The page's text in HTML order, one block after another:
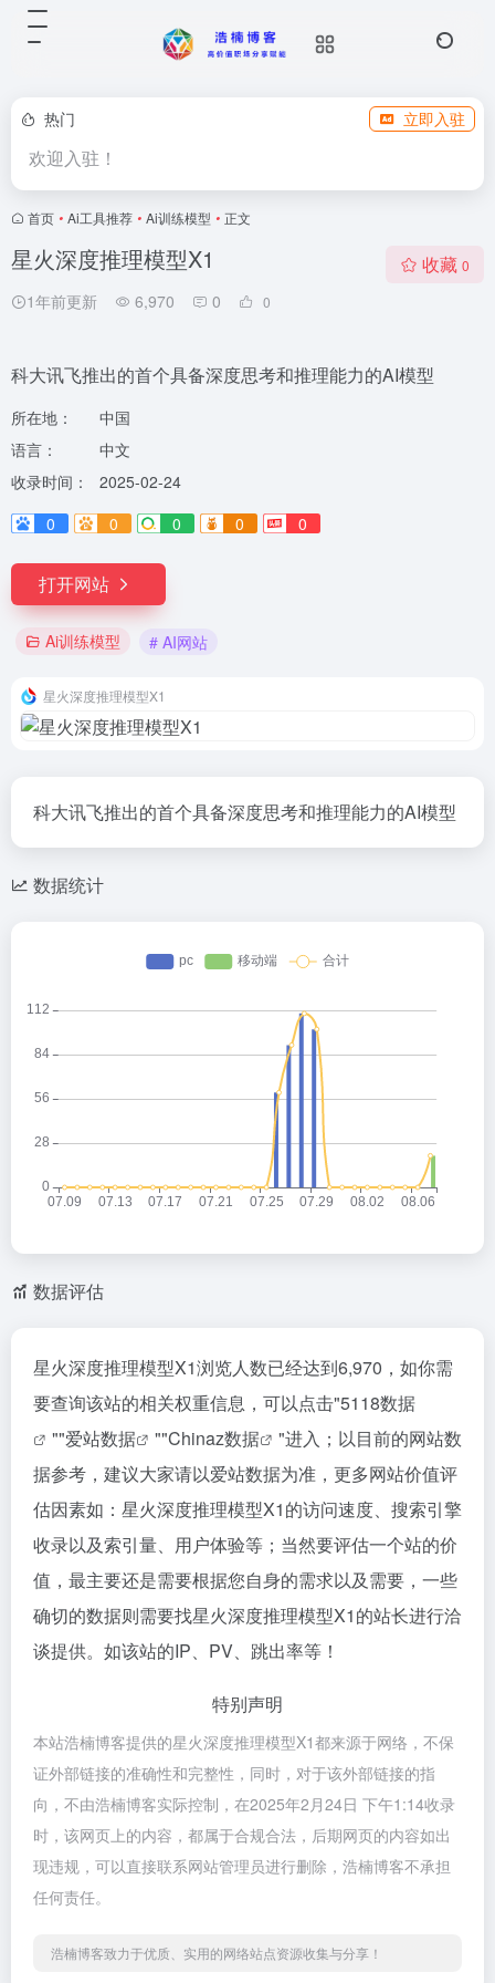
热门 立即入驻
欢迎入驻！
首页 • Ai工具推荐 • Ai训练模型 • 正文
星火深度推理模型X1
1年前更新 6,970 0 0
收藏 0
科大讯飞推出的首个具备深度思考和推理能力的AI模型
所在地：
中国
语言：
中文
收录时间：
2025-02-24
0
0 0 0 0
打开网站
Ai训练模型 # AI网站
星火深度推理模型X1
科大讯飞推出的首个具备深度思考和推理能力的AI模型
数据统计
数据评估
星火深度推理模型X1浏览人数已经达到6,970，如你需
要查询该站的相关权重信息，可以点击"5118数据
""爱站数据 ""Chinaz数据
"进入；以目前的网站数
据参考，建议大家请以爱站数据为准，更多网站价值评
估因素如：星火深度推理模型X1的访问速度、搜索引擎
收录以及索引量、用户体验等；当然要评估一个站的价
值，最主要还是需要根据您自身的需求以及需要，一些
确切的数据则需要找星火深度推理模型X1的站长进行洽
谈提供。如该站的IP、PV、跳出率等！
特别声明
本站浩楠博客提供的星火深度推理模型X1都来源于网络，不保
证外部链接的准确性和完整性，同时，对于该外部链接的指
向，不由浩楠博客实际控制，在2025年2月24日 下午1:14收录
时，该网页上的内容，都属于合规合法，后期网页的内容如出
现违规，可以直接联系网站管理员进行删除，浩楠博客不承担
任何责任。
浩楠博客致力于优质、实用的网络站点资源收集与分享！